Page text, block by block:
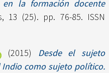
en la formación docente
13 (25). pp. 76-85. ISSN
(2015) Desde el sujeto
Indio como sujeto político.